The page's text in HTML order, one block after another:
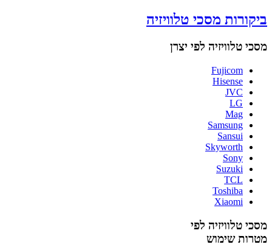
ביקורות מסכי טלוויזיה
מסכי טלוויזיה לפי יצרן
Fujicom
Hisense
JVC
LG
Mag
Samsung
Sansui
Skyworth
Sony
Suzuki
TCL
Toshiba
Xiaomi
מסכי טלוויזיה לפי
מטרות שימוש